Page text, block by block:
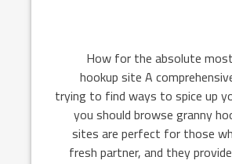
How for the absolute
hookup site A
trying to find ways to spice up
you should browse granny
sites are perfect for those
fresh partner, and they